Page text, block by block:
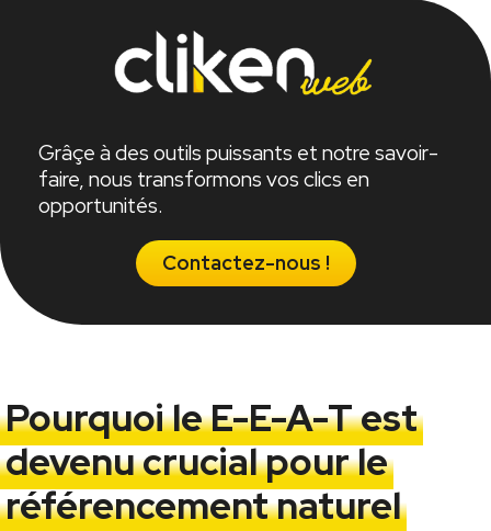
Grâçe à des outils puissants et notre savoir-
faire, nous transformons vos clics en
opportunités.
Contactez-nous !
Pourquoi le E-E-A-T est
devenu crucial pour le
référencement naturel